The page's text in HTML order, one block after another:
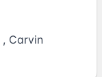
, Carvin